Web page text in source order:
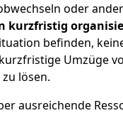
oder
kurzfristig
befinden,
Umzüge
lösen.
ausreichende